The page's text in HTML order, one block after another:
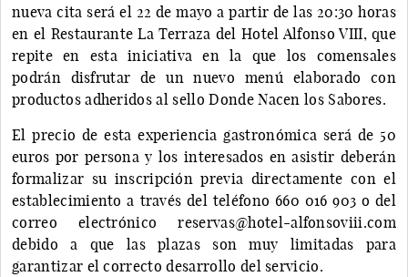
nueva cita será el 22 de mayo a partir de las 20:30 horas
en el Restaurante La Terraza del Hotel Alfonso VIII, que
repite en esta iniciativa en la que los comensales
podrán disfrutar de un nuevo menú elaborado con
productos adheridos al sello Donde Nacen los Sabores.
El precio de esta experiencia gastronómica será de 50
euros por persona y los interesados en asistir deberán
formalizar su inscripción previa directamente con el
establecimiento a través del teléfono 660 016 903 o del
correo electrónico reservas@hotel-alfonsoviii.com
debido a que las plazas son muy limitadas para
garantizar el correcto desarrollo del servicio.